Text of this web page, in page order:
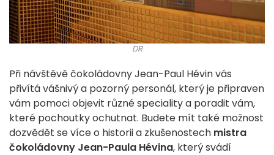
DR
Při návštěvě čokoládovny Jean-Paul Hévin vás
přivítá vášnivý a pozorný personál, který je připraven
vám pomoci objevit různé speciality a poradit vám,
které pochoutky ochutnat. Budete mít také možnost
dozvědět se více o historii a zkušenostech mistra
čokoládovny Jean-Paula Hévina, který svádí